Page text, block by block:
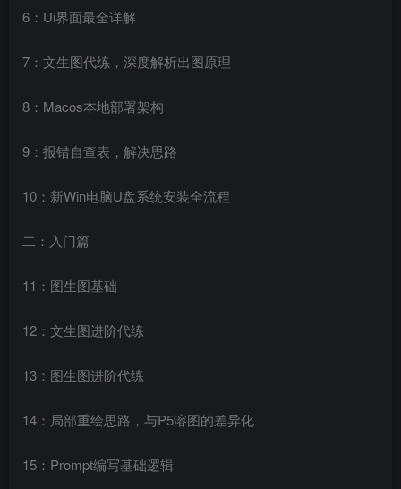
6：Ui界面最全详解
7：文生图代练，深度解析出图原理
8：Macos本地部署架构
9：报错自查表，解决思路
10：新Win电脑U盘系统安装全流程
二：入门篇
11：图生图基础
12：文生图进阶代练
13：图生图进阶代练
14：局部重绘思路，与P5溶图的差异化
15：Prompt编写基础逻辑